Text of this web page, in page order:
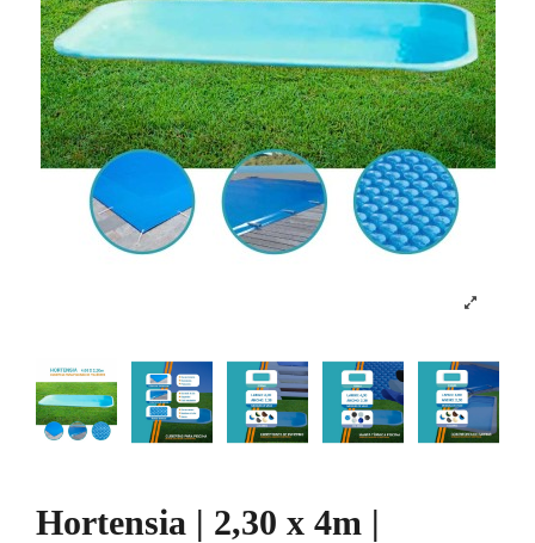
Hortensia | 2,30 x 4m |